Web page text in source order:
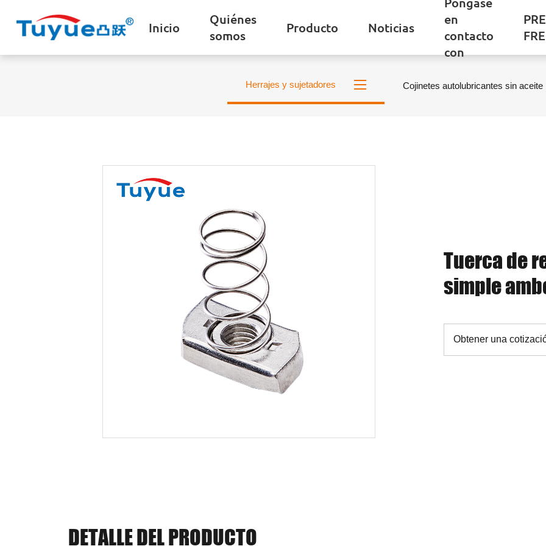
Inicio
Quiénes
somos
Producto Noticias
en
contacto
con
Herrajes y sujetadores Cojinetes autolubricantes sin aceite
Tuerca de
simple
Obtener una
DETALLE DEL PRODUCTO